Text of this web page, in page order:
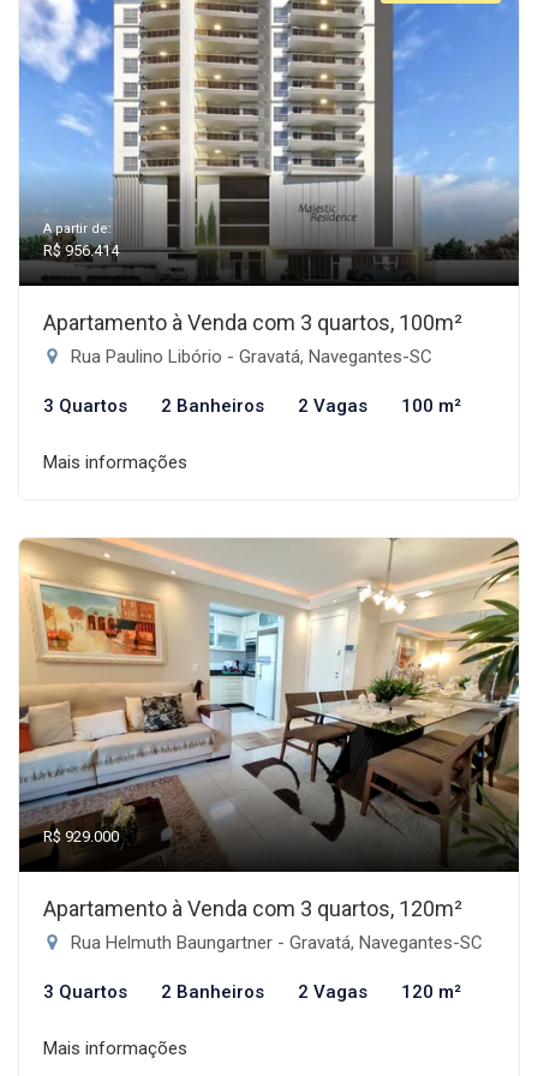
A partir de:
R$ 956.414
Apartamento à Venda com 3 quartos, 100m²
Rua Paulino Libório - Gravatá, Navegantes-SC
3 Quartos 2 Banheiros 2 Vagas 100 m²
Mais informações
R$ 929.000
Apartamento à Venda com 3 quartos, 120m²
Rua Helmuth Baungartner - Gravatá, Navegantes-SC
3 Quartos 2 Banheiros 2 Vagas 120 m²
Mais informações